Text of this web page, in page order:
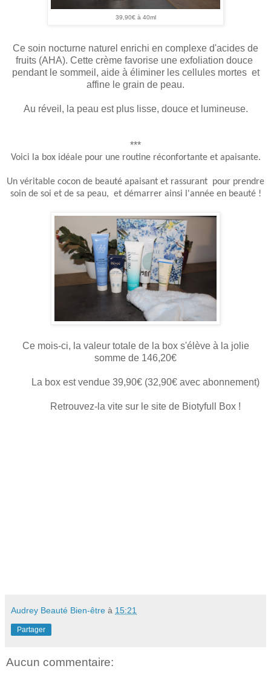
39,90€ à 40ml
Ce soin nocturne naturel enrichi en complexe d'acides de
fruits (AHA). Cette crème favorise une exfoliation douce
pendant le sommeil, aide à éliminer les cellules mortes et
affine le grain de peau.
Au réveil, la peau est plus lisse, douce et lumineuse.
***
Voici la box idéale pour une routine réconfortante et apaisante.
Un véritable cocon de beauté apaisant et rassurant pour prendre
soin de soi et de sa peau, et démarrer ainsi l'année en beauté !
Ce mois-ci, la valeur totale de la box s'élève à la jolie
somme de 146,20€
La box est vendue 39,90€ (32,90€ avec abonnement)
Retrouvez-la vite sur le site de Biotyfull Box !
Audrey Beauté Bien-être à 15:21
Partager
Aucun commentaire: